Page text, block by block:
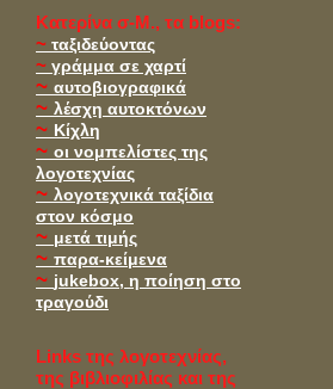
Kατερίνα σ-Μ., τα blogs:
~ ταξιδεύοντας
~ γράμμα σε χαρτί
~ αυτοβιογραφικά
~ λέσχη αυτοκτόνων
~ Κίχλη
~ οι νομπελίστες της
λογοτεχνίας
~ λογοτεχνικά ταξίδια
στον κόσμο
~ μετά τιμής
~ παρα-κείμενα
~ jukebox, η ποίηση στο
τραγούδι
Links της λογοτεχνίας,
της βιβλιοφιλίας και της